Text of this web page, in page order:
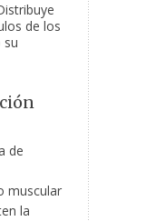
de los
su
de
muscular
la